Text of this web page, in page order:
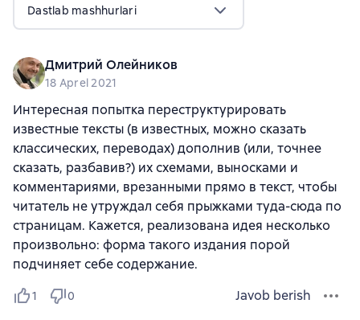
Dastlab mashhurlari
Дмитрий Олейников
18 Aprel 2021
Интересная попытка переструктурировать
известные тексты (в известных, можно сказать
классических, переводах) дополнив (или, точнее
сказать, разбавив?) их схемами, выносками и
комментариями, врезанными прямо в текст, чтобы
читатель не утруждал себя прыжками туда-сюда по
страницам. Кажется, реализована идея несколько
произвольно: форма такого издания порой
подчиняет себе содержание.
1 0 Javob berish